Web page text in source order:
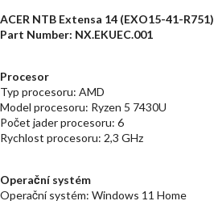
ACER NTB Extensa 14 (EXO15-41-R751)
Part Number: NX.EKUEC.001
Procesor
Typ procesoru: AMD
Model procesoru: Ryzen 5 7430U
Počet jader procesoru: 6
Rychlost procesoru: 2,3 GHz
Operační systém
Operační systém: Windows 11 Home